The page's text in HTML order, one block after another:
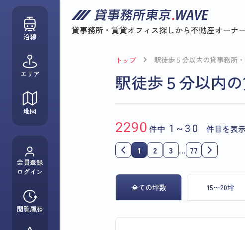
貸事務所・賃貸オフィス探しから不動産オーナ
沿線
エリア
地図
会員登録
ログイン
閲覧履歴
トップ 駅徒歩５分以内の貸事務所
駅徒歩５分以内
2290 件中 1~30
件目を表
1
2 3 … 77
全ての坪数 15〜20坪